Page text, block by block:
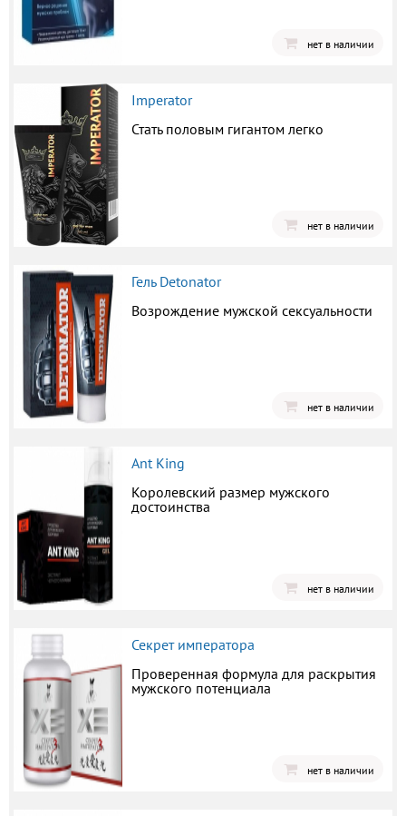
нет в наличии
Imperator
Стать половым гигантом легко
нет в наличии
Гель Detonator
Возрождение мужской сексуальности
нет в наличии
Ant King
Королевский размер мужского
достоинства
нет в наличии
Секрет императора
Проверенная формула для раскрытия
мужского потенциала
нет в наличии